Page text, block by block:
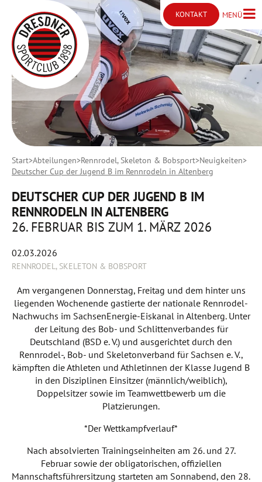
KONTAKT
Kontakt öffnen
MENÜMenü
Start Abteilungen Rennrodel, Skeleton & Bobsport Neuigkeiten
Deutscher Cup der Jugend B im Rennrodeln in Altenberg
DEUTSCHER CUP DER JUGEND B IM
RENNRODELN IN ALTENBERG
26. FEBRUAR BIS ZUM 1. MÄRZ 2026
02.03.2026
RENNRODEL, SKELETON & BOBSPORT
Am vergangenen Donnerstag, Freitag und dem hinter uns
liegenden Wochenende gastierte der nationale Rennrodel-
Nachwuchs im SachsenEnergie-Eiskanal in Altenberg. Unter
der Leitung des Bob- und Schlittenverbandes für
Deutschland (BSD e. V.) und ausgerichtet durch den
Rennrodel-, Bob- und Skeletonverband für Sachsen e. V.,
kämpften die Athleten und Athletinnen der Klasse Jugend B
in den Disziplinen Einsitzer (männlich/weiblich),
Doppelsitzer sowie im Teamwettbewerb um die
Platzierungen.
*Der Wettkampfverlauf*
Nach absolvierten Trainingseinheiten am 26. und 27.
Februar sowie der obligatorischen, offiziellen
Mannschaftsführersitzung starteten am Sonnabend, den 28.